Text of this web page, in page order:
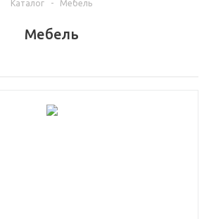
Каталог - Мебель
Мебель